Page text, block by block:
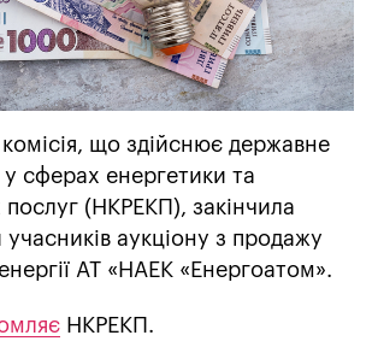
що здійснює державне
сферах енергетики та
(НКРЕКП), закінчила
учасників аукціону з продажу
АТ «НАЕК «Енергоатом».
НКРЕКП.